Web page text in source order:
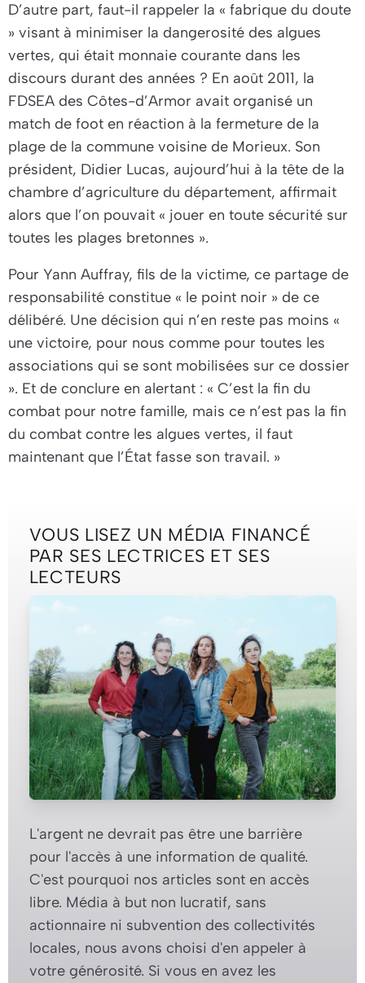
D’autre part, faut-il rappeler la « fabrique du doute
» visant à minimiser la dangerosité des algues
vertes, qui était monnaie courante dans les
discours durant des années ? En août 2011, la
FDSEA des Côtes-d’Armor avait organisé un
match de foot en réaction à la fermeture de la
plage de la commune voisine de Morieux. Son
président, Didier Lucas, aujourd’hui à la tête de la
chambre d’agriculture du département, affirmait
alors que l’on pouvait « jouer en toute sécurité sur
toutes les plages bretonnes ».
Pour Yann Auffray, fils de la victime, ce partage de
responsabilité constitue « le point noir » de ce
délibéré. Une décision qui n’en reste pas moins «
une victoire, pour nous comme pour toutes les
associations qui se sont mobilisées sur ce dossier
». Et de conclure en alertant : « C’est la fin du
combat pour notre famille, mais ce n’est pas la fin
du combat contre les algues vertes, il faut
maintenant que l’État fasse son travail. »
VOUS LISEZ UN MÉDIA FINANCÉ
PAR SES LECTRICES ET SES
LECTEURS
L'argent ne devrait pas être une barrière
pour l'accès à une information de qualité.
C'est pourquoi nos articles sont en accès
libre. Média à but non lucratif, sans
actionnaire ni subvention des collectivités
locales, nous avons choisi d'en appeler à
votre générosité. Si vous en avez les